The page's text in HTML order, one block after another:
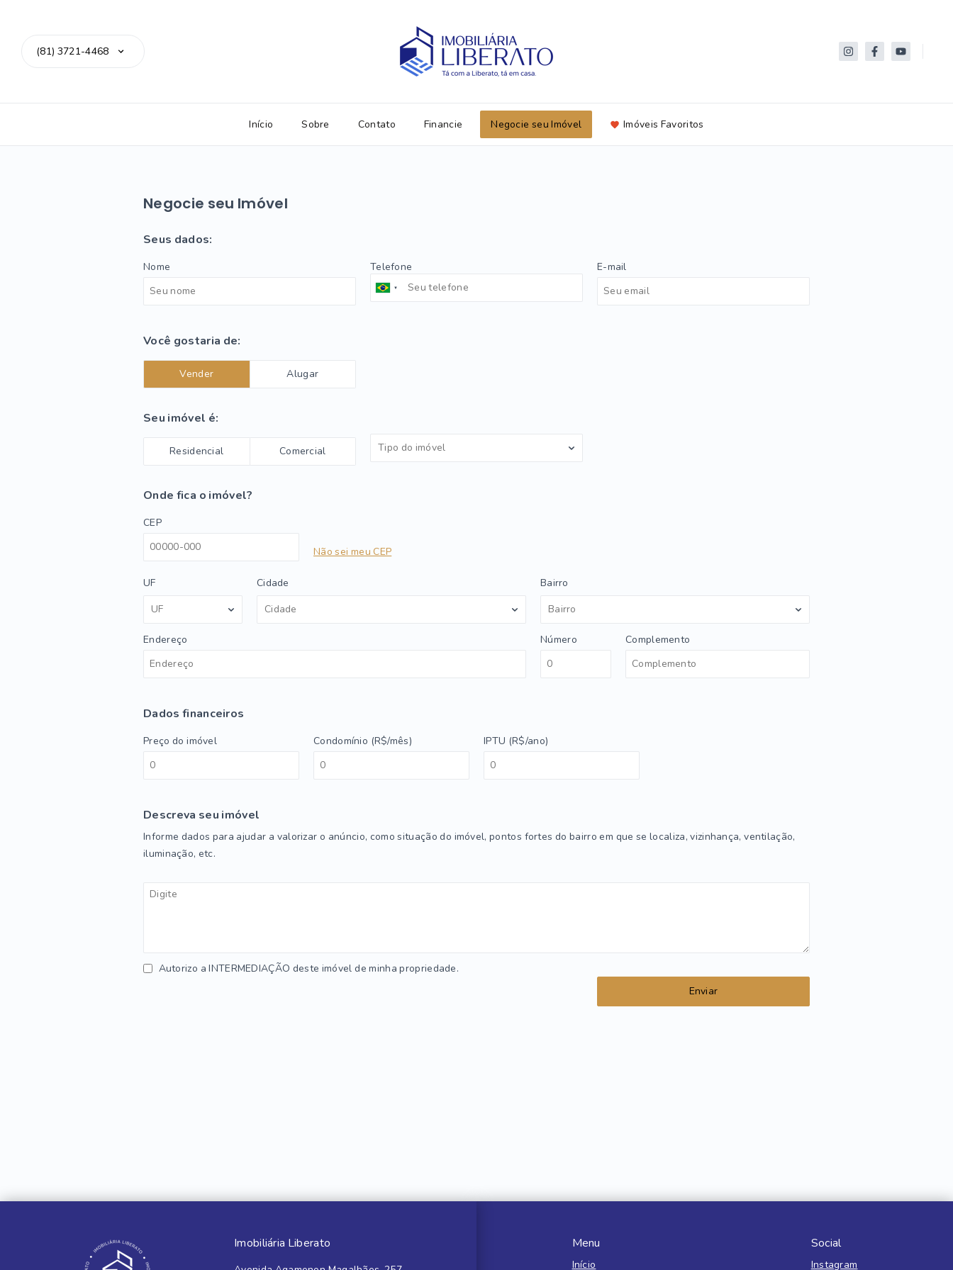
(81) 3721-4468
Início Sobre Contato Financie Negocie seu Imóvel Imóveis Favoritos
Negocie seu Imóvel
Seus dados:
Nome Telefone E-mail
Você gostaria de:
Vender Alugar
Seu imóvel é:
Residencial Comercial Tipo do imóvel
Onde fica o imóvel?
CEP
Não sei meu CEP
UF
UF
Cidade
Cidade
Bairro
Bairro
Endereço Número Complemento
Dados financeiros
Preço do imóvel Condomínio (R$/mês) IPTU (R$/ano)
Descreva seu imóvel
Informe dados para ajudar a valorizar o anúncio, como situação do imóvel, pontos fortes do bairro em que se localiza, vizinhança, ventilação,
iluminação, etc.
Autorizo a INTERMEDIAÇÃO deste imóvel de minha propriedade.
Enviar
Menu
Início
Social
Instagram
Imobiliária Liberato